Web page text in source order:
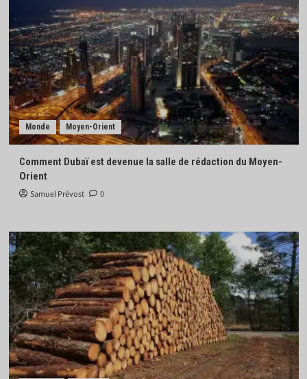
Monde Moyen-Orient
Comment Dubaï est devenue la salle de rédaction du Moyen-
Orient
Samuel Prévost 0